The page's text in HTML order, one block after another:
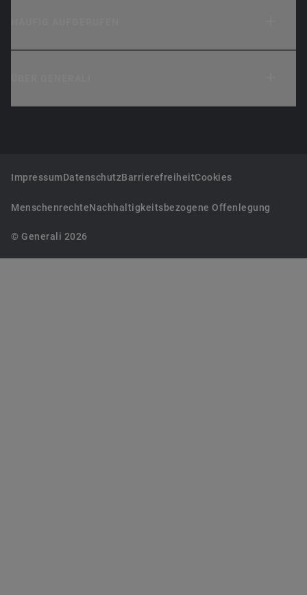
ImpressumDatenschutzBarrierefreiheitCookies
MenschenrechteNachhaltigkeitsbezogene Offenlegung
© Generali 2026